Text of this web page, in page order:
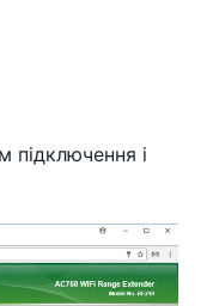
підключення і